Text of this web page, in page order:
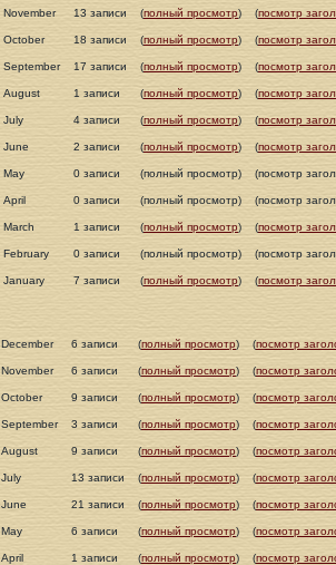
November 13 записи (полный просмотр) (посмотр
October 18 записи (полный просмотр) (посмотр
September 17 записи (полный просмотр) (посмотр
August 1 записи (полный просмотр) (посмотр
July 4 записи (полный просмотр) (посмотр
June 2 записи (полный просмотр) (посмотр
May 0 записи (полный просмотр) (посмотр
April 0 записи (полный просмотр) (посмотр
March 1 записи (полный просмотр) (посмотр
February 0 записи (полный просмотр) (посмотр
January 7 записи (полный просмотр) (посмотр
December 6 записи (полный просмотр) (посмотр
November 6 записи (полный просмотр) (посмотр
October 9 записи (полный просмотр) (посмотр
September 3 записи (полный просмотр) (посмотр
August 9 записи (полный просмотр) (посмотр
July 13 записи (полный просмотр) (посмотр
June 21 записи (полный просмотр) (посмотр
May 6 записи (полный просмотр) (посмотр
April 1 записи (полный просмотр) (посмотр